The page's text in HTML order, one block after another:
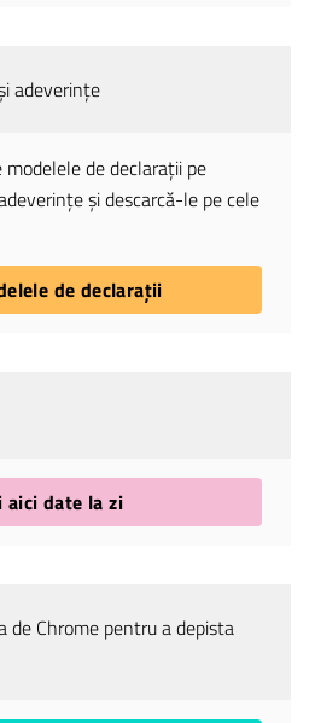
adeverințe
de declarații pe
și descarcă-le pe cele
de declarații
aici date la zi
de Chrome pentru a depista